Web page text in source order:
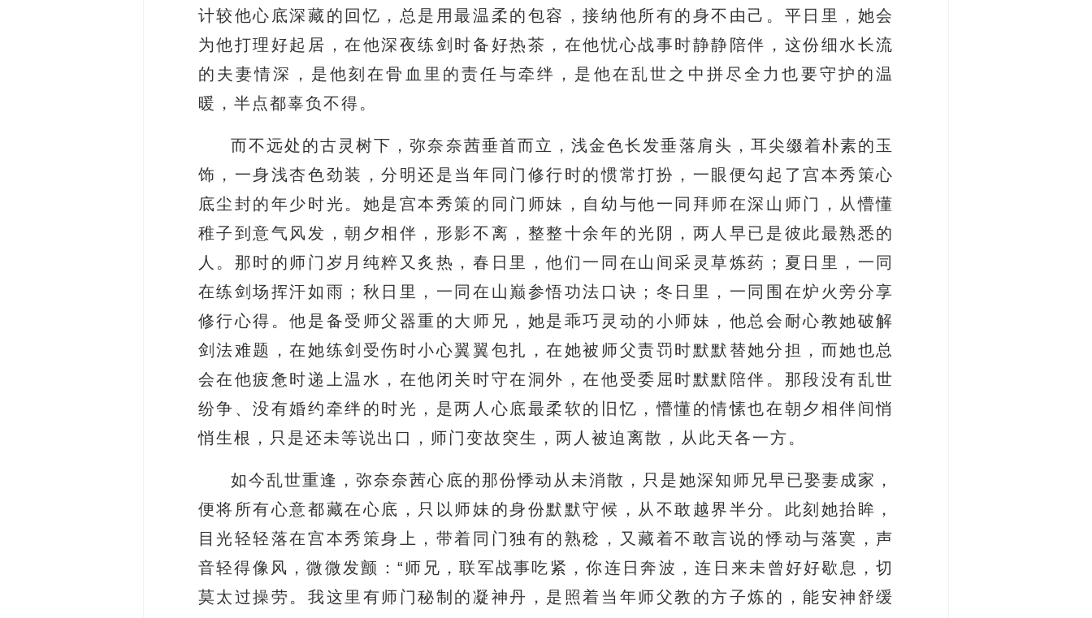
计较他心底深藏的回忆，总是用最温柔的包容，接纳他所有的身不由己。平日里，她会
为他打理好起居，在他深夜练剑时备好热茶，在他忧心战事时静静陪伴，这份细水长流
的夫妻情深，是他刻在骨血里的责任与牵绊，是他在乱世之中拼尽全力也要守护的温
暖，半点都辜负不得。
而不远处的古灵树下，弥奈奈茜垂首而立，浅金色长发垂落肩头，耳尖缀着朴素的玉
饰，一身浅杏色劲装，分明还是当年同门修行时的惯常打扮，一眼便勾起了宫本秀策心
底尘封的年少时光。她是宫本秀策的同门师妹，自幼与他一同拜师在深山师门，从懵懂
稚子到意气风发，朝夕相伴，形影不离，整整十余年的光阴，两人早已是彼此最熟悉的
人。那时的师门岁月纯粹又炙热，春日里，他们一同在山间采灵草炼药；夏日里，一同
在练剑场挥汗如雨；秋日里，一同在山巅参悟功法口诀；冬日里，一同围在炉火旁分享
修行心得。他是备受师父器重的大师兄，她是乖巧灵动的小师妹，他总会耐心教她破解
剑法难题，在她练剑受伤时小心翼翼包扎，在她被师父责罚时默默替她分担，而她也总
会在他疲惫时递上温水，在他闭关时守在洞外，在他受委屈时默默陪伴。那段没有乱世
纷争、没有婚约牵绊的时光，是两人心底最柔软的旧忆，懵懂的情愫也在朝夕相伴间悄
悄生根，只是还未等说出口，师门变故突生，两人被迫离散，从此天各一方。
如今乱世重逢，弥奈奈茜心底的那份悸动从未消散，只是她深知师兄早已娶妻成家，
便将所有心意都藏在心底，只以师妹的身份默默守候，从不敢越界半分。此刻她抬眸，
目光轻轻落在宫本秀策身上，带着同门独有的熟稔，又藏着不敢言说的悸动与落寞，声
音轻得像风，微微发颤：“师兄，联军战事吃紧，你连日奔波，连日来未曾好好歇息，切
莫太过操劳。我这里有师门秘制的凝神丹，是照着当年师父教的方子炼的，能安神舒缓